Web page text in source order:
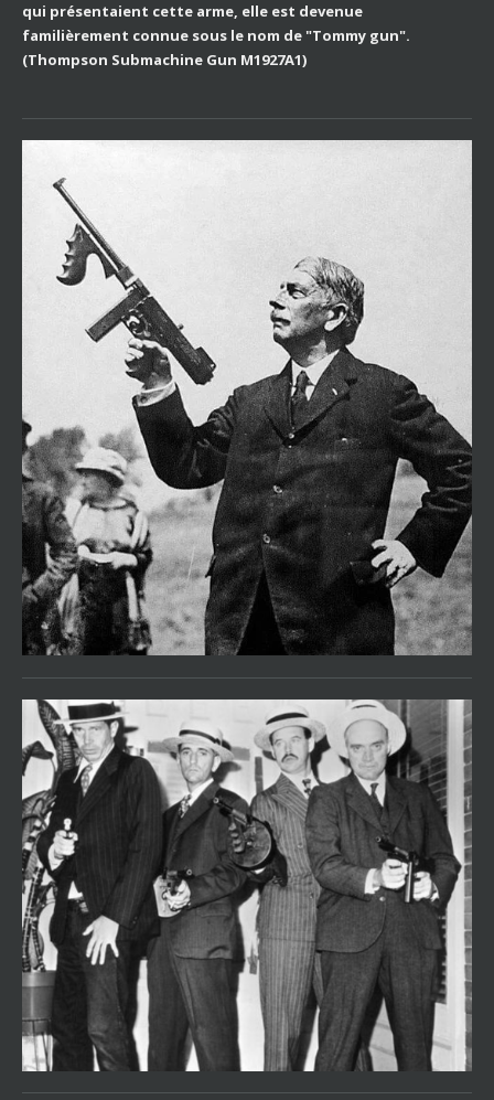
qui présentaient cette arme, elle est devenue
familièrement connue sous le nom de "Tommy gun".
(Thompson Submachine Gun M1927A1)